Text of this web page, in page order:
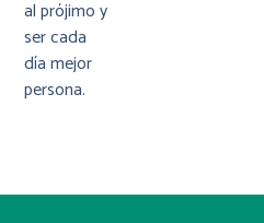
al prójimo y
ser cada
día mejor
persona.